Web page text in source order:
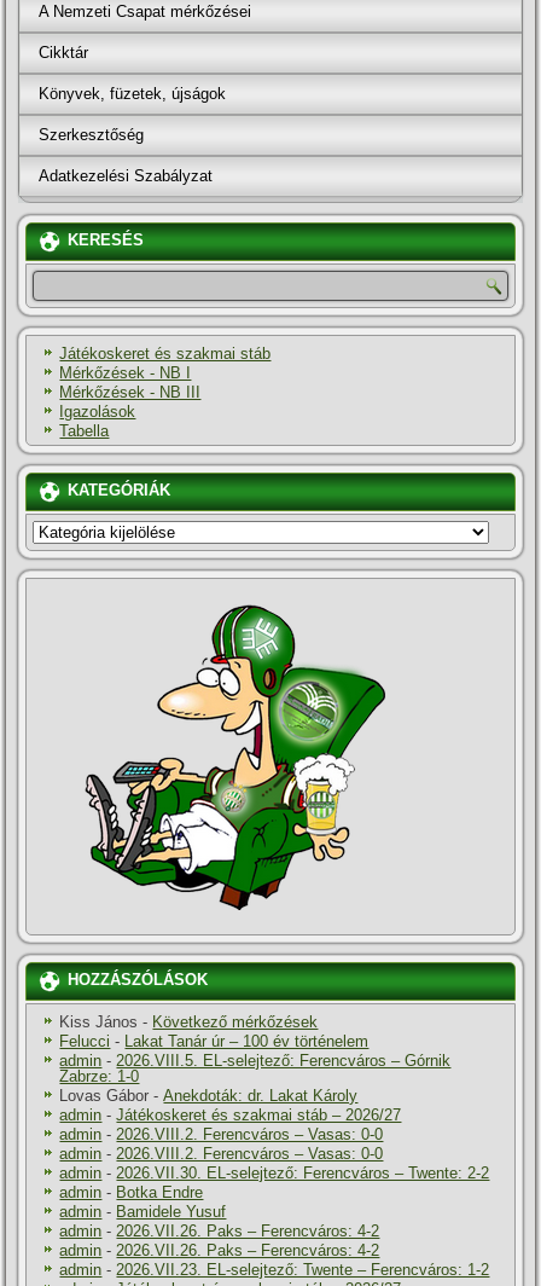
A Nemzeti Csapat mérkőzései
Cikktár
Könyvek, füzetek, újságok
Szerkesztőség
Adatkezelési Szabályzat
KERESÉS
Játékoskeret és szakmai stáb
Mérkőzések - NB I
Mérkőzések - NB III
Igazolások
Tabella
KATEGÓRIÁK
KATEGÓRIÁK
HOZZÁSZÓLÁSOK
Kiss János - Következő mérkőzések
Felucci - Lakat Tanár úr – 100 év történelem
admin -2026.VIII.5. EL-selejtező: Ferencváros – Górnik
Zabrze: 1-0
Lovas Gábor -Anekdoták: dr. Lakat Károly
admin -Játékoskeret és szakmai stáb – 2026/27
admin -2026.VIII.2. Ferencváros – Vasas: 0-0
admin -2026.VIII.2. Ferencváros – Vasas: 0-0
admin -2026.VII.30. EL-selejtező: Ferencváros – Twente: 2-2
admin - Botka Endre
admin - Bamidele Yusuf
admin -2026.VII.26. Paks – Ferencváros: 4-2
admin -2026.VII.26. Paks – Ferencváros: 4-2
admin -2026.VII.23. EL-selejtező: Twente – Ferencváros: 1-2